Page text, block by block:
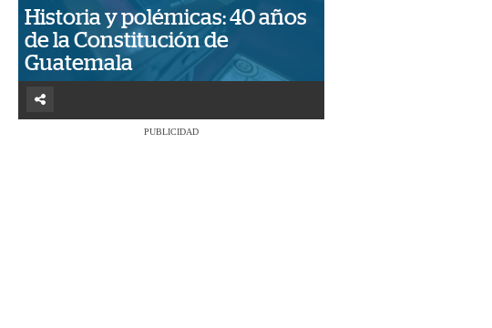
Historia y polémicas: 40 años
de la Constitución de
Guatemala
PUBLICIDAD